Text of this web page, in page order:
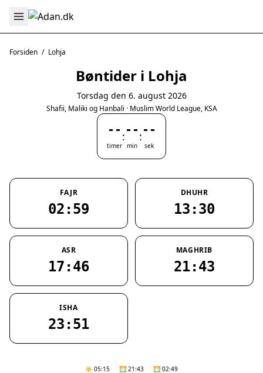
Forsiden / Lohja
Bøntider i Lohja
Torsdag den 6. august 2026
Shafii, Maliki og Hanbali · Muslim World League, KSA
--
timer
:--
min
:--
sek
FAJR
02:59
DHUHR
13:30
ASR
17:46
MAGHRIB
21:43
ISHA
23:51
☀️ 05:15 🌅 21:43 🌅 02:49